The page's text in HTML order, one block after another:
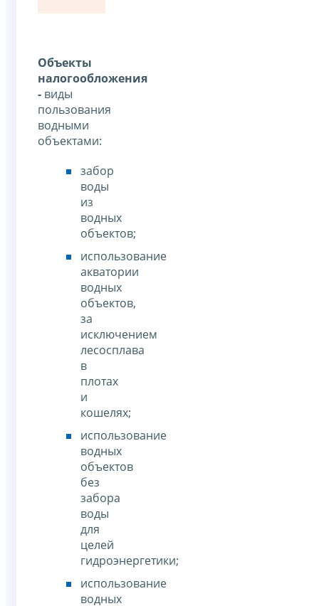
Объекты
налогообложения
- виды
пользования
водными
объектами:
забор
воды
из
водных
объектов;
использование
акватории
водных
объектов,
за
исключением
лесосплава
в
плотах
и
кошелях;
использование
водных
объектов
без
забора
воды
для
целей
гидроэнергетики;
использование
водных